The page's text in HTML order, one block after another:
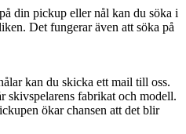
din pickup eller nål kan du söka i
Det fungerar även att söka på
kan du skicka ett mail till oss.
skivspelarens fabrikat och modell.
ökar chansen att det blir